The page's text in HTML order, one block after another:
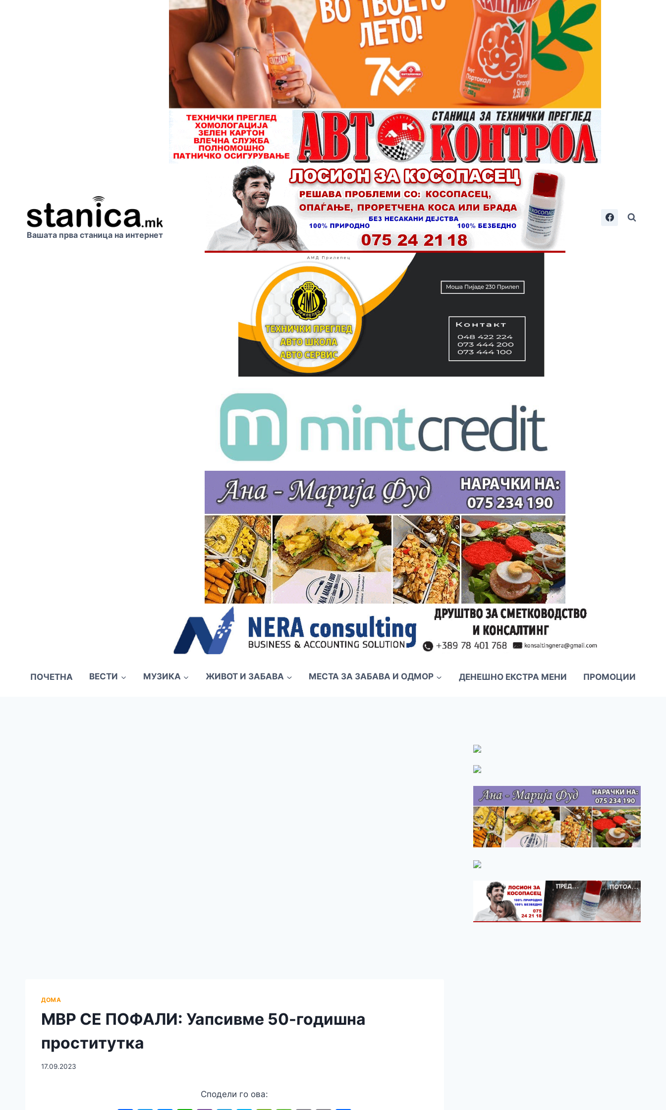
Вашата прва станица на интернет
ПОЧЕТНА ВЕСТИ МУЗИКА ЖИВОТ И ЗАБАВА МЕСТА ЗА ЗАБАВА И ОДМОР ДЕНЕШНО ЕКСТРА МЕНИ ПРОМОЦИИ
ДОМА
МВР СЕ ПОФАЛИ: Уапсивме 50-годишна
проститутка
17.09.2023
Сподели го ова: